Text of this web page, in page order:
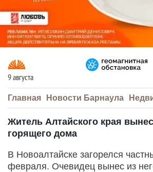
9 августа
Главная Новости Барнаула
Житель Алтайского края
горящего дома
В Новоалтайске загорелся
февраля. Очевидец вынес из